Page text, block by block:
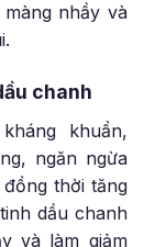
nhầy và
chanh
khuẩn,
ngăn ngừa
thời tăng
dầu chanh
và làm giảm